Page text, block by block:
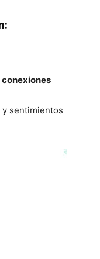
conexiones
sentimientos